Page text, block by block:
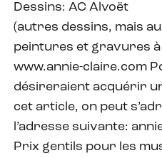
Dessins: AC Alvoët
(autres dessins, mais
peintures et gravures
www.annie-claire.com
désireraient acquérir
cet article, on peut
l’adresse suivante:
Prix gentils pour les